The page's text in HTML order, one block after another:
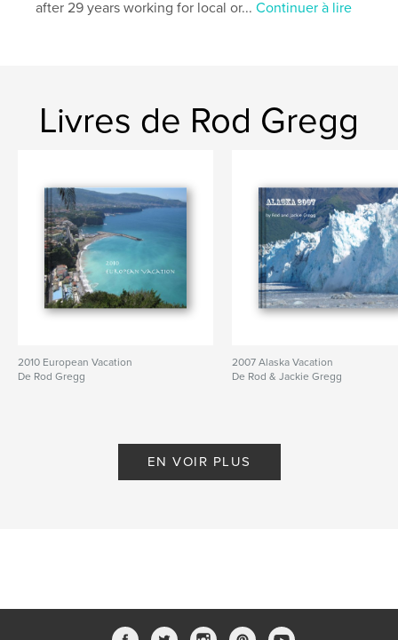
after 29 years working for local or...Continuer à lire
Livres de Rod Gregg
2010 European Vacation
De Rod Gregg
2007 Alaska Vacation
De Rod & Jackie Gregg
EN VOIR PLUS